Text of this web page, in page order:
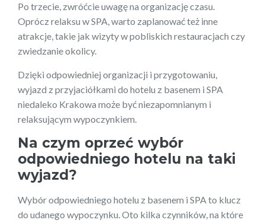
Po trzecie, zwróćcie uwagę na organizację czasu.
Oprócz relaksu w SPA, warto zaplanować też inne
atrakcje, takie jak wizyty w pobliskich restauracjach czy
zwiedzanie okolicy.
Dzięki odpowiedniej organizacji i przygotowaniu,
wyjazd z przyjaciółkami do hotelu z basenem i SPA
niedaleko Krakowa może być niezapomnianym i
relaksującym wypoczynkiem.
Na czym oprzeć wybór
odpowiedniego hotelu na taki
wyjazd?
Wybór odpowiedniego hotelu z basenem i SPA to klucz
do udanego wypoczynku. Oto kilka czynników, na które